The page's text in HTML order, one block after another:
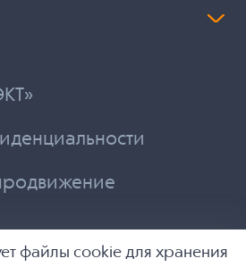
файлы cookie для хранения